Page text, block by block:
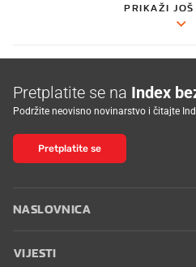
PRIKAŽI JOŠ
Pretplatite se na Index
Podržite neovisno novinarstvo i čitajte
Pretplatite se
NASLOVNICA
VIJESTI